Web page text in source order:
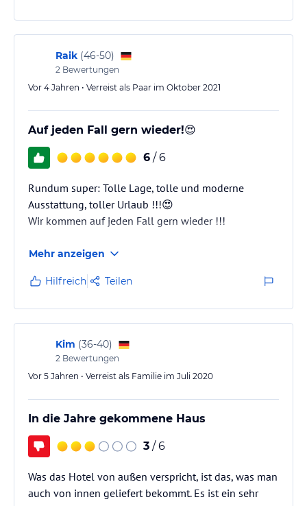
Raik (46-50)
2 Bewertungen
Vor 4 Jahren • Verreist als Paar im Oktober 2021
Auf jeden Fall gern wieder!😍
6 / 6
Rundum super: Tolle Lage, tolle und moderne
Ausstattung, toller Urlaub !!!😍
Wir kommen auf jeden Fall gern wieder !!!
Mehr anzeigen
Hilfreich Teilen
Kim (36-40)
2 Bewertungen
Vor 5 Jahren • Verreist als Familie im Juli 2020
In die Jahre gekommene Haus
3 / 6
Was das Hotel von außen verspricht, ist das, was man
auch von innen geliefert bekommt. Es ist ein sehr